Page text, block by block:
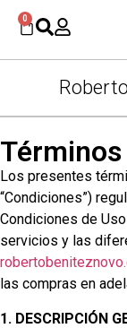
0
Los presentes
“Condiciones”)
Condiciones de
servicios y las
las compras en
1. DESCRIPCIÓN